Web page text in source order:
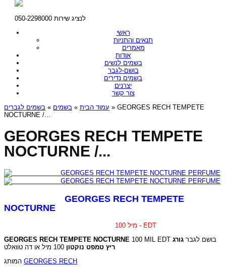
לנציג שירות 050-2298000
ראשי
תנאים והתניות
מאמרים
אודות
בשמים לנשים
בושם-לגבר
בשמים נדירים
יצרנים
צור קשר
עמוד הבית » בשמים » בשמים לגברים
» GEORGES RECH TEMPETE
NOCTURNE /...
GEORGES RECH TEMPETE
NOCTURNE /...
GEORGES RECH TEMPETE
NOCTURNE
100 מיל - EDT
GEORGES RECH TEMPETE NOCTURNE
100 MIL EDT בושם לגבר גורג
ריץ טמפט נוקטון
GEORGES RECH